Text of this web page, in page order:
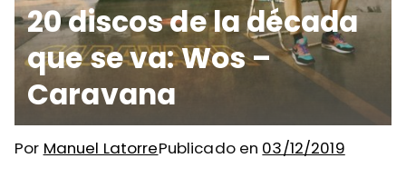
20 discos de la década
que se va: Wos –
Caravana
Por Manuel LatorrePublicado en 03/12/2019